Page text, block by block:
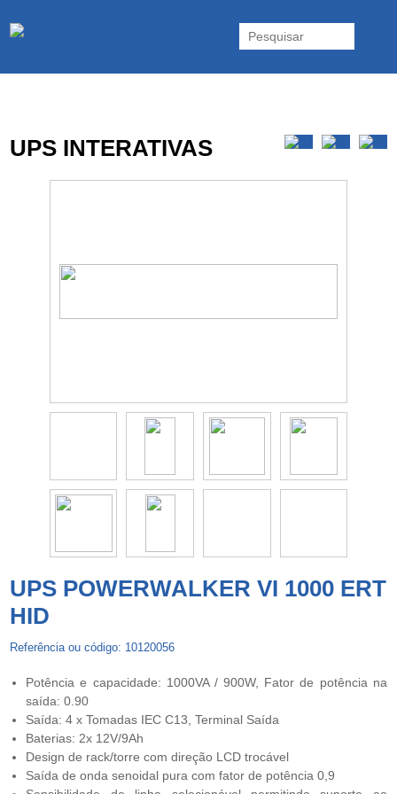
Inversores e acessórios. Portugal.
UPS INTERATIVAS
UPS POWERWALKER VI 1000 ERT
HID
Referência ou código: 10120056
Potência e capacidade: 1000VA / 900W, Fator de potência na
saída: 0.90
Saída: 4 x Tomadas IEC C13, Terminal Saída
Baterias: 2x 12V/9Ah
Design de rack/torre com direção LCD trocável
Saída de onda senoidal pura com fator de potência 0,9